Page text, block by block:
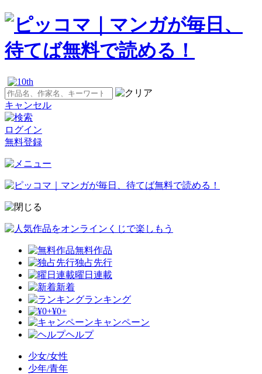
キャンセル
ログイン
無料登録
無料作品
独占先行
曜日連載
新着
ランキング
¥0+
キャンペーン
ヘルプ
少女/女性
少年/青年